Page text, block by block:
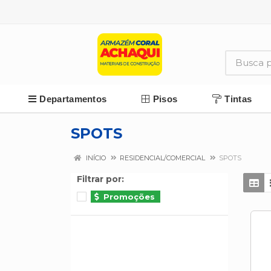
Departamentos Pisos Tintas
SPOTS
INÍCIO RESIDENCIAL/COMERCIAL SPOTS
Filtrar por:
Promoções